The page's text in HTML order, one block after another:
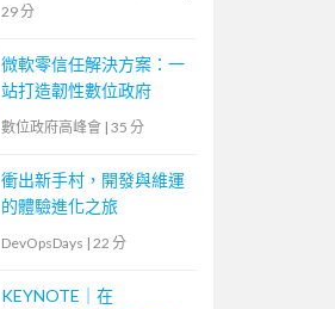
29 分
微軟零信任解決方案：一
站打造韌性數位政府
數位政府高峰會 | 35 分
衝出新手村，開發與維運
的體驗進化之旅
DevOpsDays | 22 分
KEYNOTE｜在